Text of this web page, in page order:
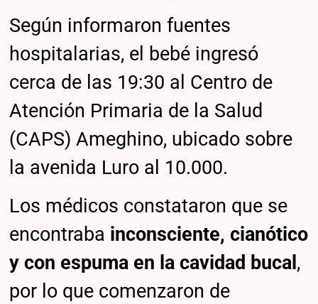
Según informaron fuentes
hospitalarias, el bebé ingresó
cerca de las 19:30 al Centro de
Atención Primaria de la Salud
(CAPS) Ameghino, ubicado sobre
la avenida Luro al 10.000.
Los médicos constataron que se
encontraba inconsciente, cianótico
y con espuma en la cavidad bucal ,
por lo que comenzaron de